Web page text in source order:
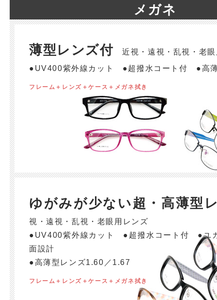
メガネ
薄型レンズ付 近視・遠視・乱視・老眼
●UV400紫外線カット ●超撥水コート付 ●高
フレーム＋レンズ＋ケース＋メガネ拭き
ゆがみが少ない超・高薄型
視・遠視・乱視・老眼用レンズ
●UV400紫外線カット ●超撥水コート付 ●ユ
面設計
●高薄型レンズ1.60／1.67
フレーム＋レンズ＋ケース＋メガネ拭き